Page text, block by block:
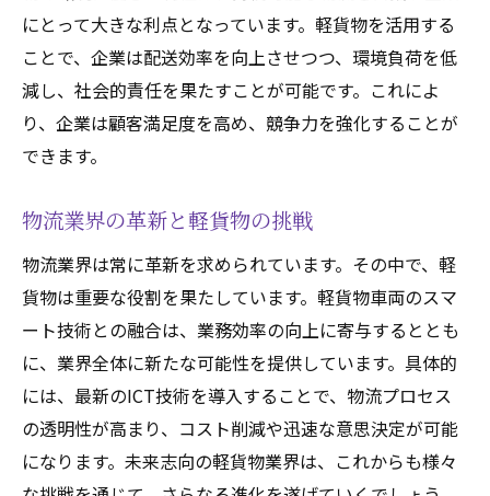
にとって大きな利点となっています。軽貨物を活用する
ことで、企業は配送効率を向上させつつ、環境負荷を低
減し、社会的責任を果たすことが可能です。これによ
り、企業は顧客満足度を高め、競争力を強化することが
できます。
物流業界の革新と軽貨物の挑戦
物流業界は常に革新を求められています。その中で、軽
貨物は重要な役割を果たしています。軽貨物車両のスマ
ート技術との融合は、業務効率の向上に寄与するととも
に、業界全体に新たな可能性を提供しています。具体的
には、最新のICT技術を導入することで、物流プロセス
の透明性が高まり、コスト削減や迅速な意思決定が可能
になります。未来志向の軽貨物業界は、これからも様々